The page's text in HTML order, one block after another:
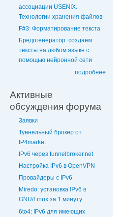
ассоциации USENIX.
Технологии хранения файлов
F#3: Форматирование текста
Бредогенератор: создаем
тексты на любом языке с
помощью нейронной сети
подробнее
Активные
обсуждения форума
Заявки
Туннельный брокер от
IP4market
IPv6 через tunnelbroker.net
Настройка IPv6 в OpenVPN
Провайдеры с IPv6
Miredo: установка IPv6 в
GNU/Linux за 1 минуту
6to4: IPv6 для имеющих